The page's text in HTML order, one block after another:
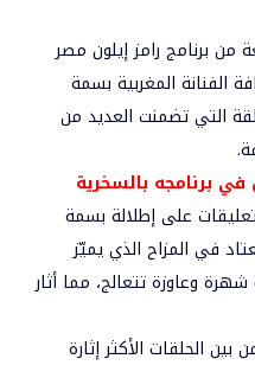
من برنامج رامز إيلون مصر
الفنانة المغربية بسمة
التي تضمنت العديد من
برنامجه بالسخرية
على إطلالة بسمة
في المزاح الذي يميّز
وعاوزة تتعالج، مما أثار
الحلقات الأكثر إثارة